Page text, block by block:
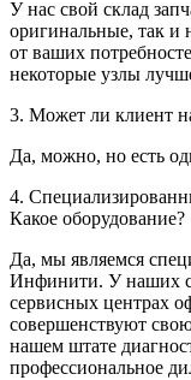
У нас свой склад
оригинальные, так и
от ваших
некоторые узлы
3. Может ли клиент
Да, можно, но есть
4.
Какое оборудование?
Да, мы являемся
Инфинити. У наших
сервисных центрах
совершенствуют
нашем штате
профессиональное